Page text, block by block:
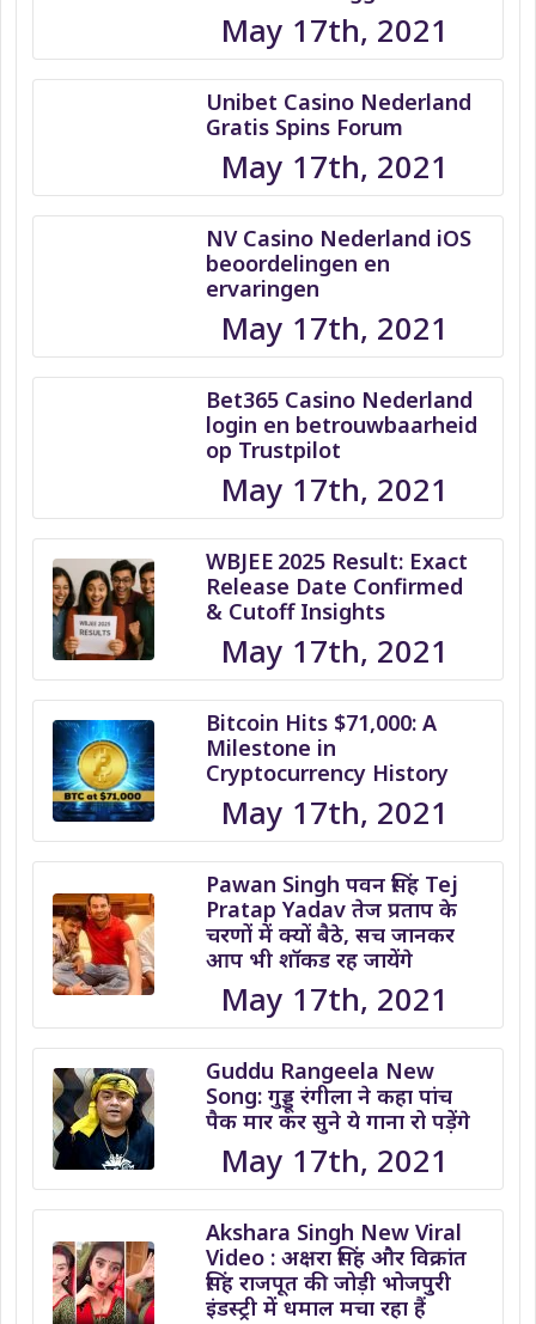
May 17th, 2021
Unibet Casino Nederland
Gratis Spins Forum
May 17th, 2021
NV Casino Nederland iOS
beoordelingen en
ervaringen
May 17th, 2021
Bet365 Casino Nederland
login en betrouwbaarheid
op Trustpilot
May 17th, 2021
WBJEE 2025 Result: Exact
Release Date Confirmed
& Cutoff Insights
May 17th, 2021
Bitcoin Hits $71,000: A
Milestone in
Cryptocurrency History
May 17th, 2021
Pawan Singh पवन सिंह Tej
Pratap Yadav तेज प्रताप के
चरणों में क्यों बैठे, सच जानकर
आप भी शॉकड रह जायेंगे
May 17th, 2021
Guddu Rangeela New
Song: गुड्डू रंगीला ने कहा पांच
पैक मार कर सुने ये गाना रो पड़ेंगे
May 17th, 2021
Akshara Singh New Viral
Video : अक्षरा सिंह और विक्रांत
सिंह राजपूत की जोड़ी भोजपुरी
इंडस्ट्री में धमाल मचा रहा हैं